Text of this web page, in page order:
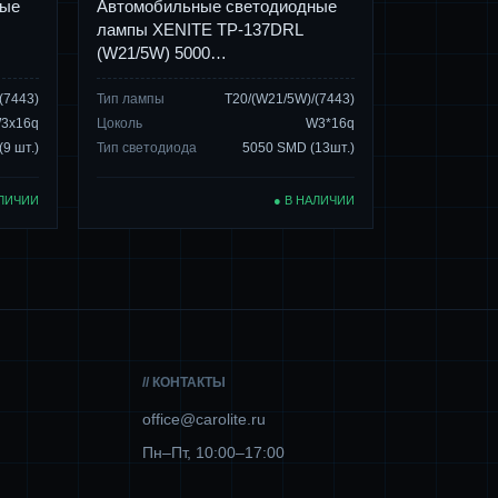
шт.)
Автомобильные светодиодные
лампы XENITE TP-137DRL
(W21/5W) 5000…
Тип лампы
T20/(W21/5W)/(7443)
Цоколь
W3*16q
Тип светодиода
5050 SMD (13шт.)
● В НАЛИЧИИ
// КОНТАКТЫ
office@carolite.ru
Пн–Пт, 10:00–17:00